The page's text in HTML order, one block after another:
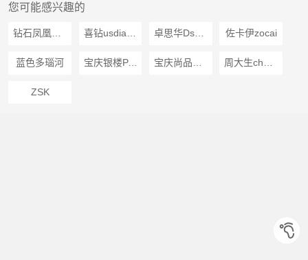
您可能感兴趣的
卓思华Dswan 佐卡伊zocai
蓝色多瑙河 宝庆银楼PAO CHING
ZSK